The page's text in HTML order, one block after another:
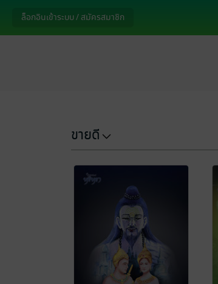
ล็อกอินเข้าระบบ / สมัครสมาชิก
ขายดี